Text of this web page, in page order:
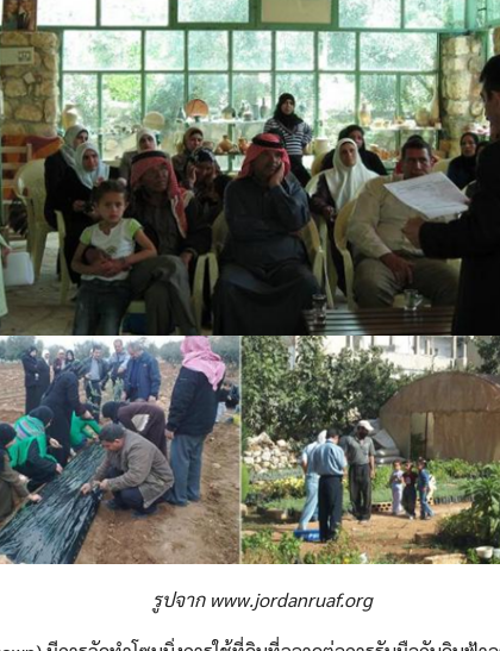
Search
for: Search
รูปจาก www.jordanruaf.org